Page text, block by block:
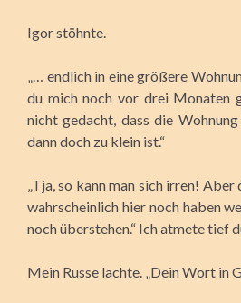
Igor stöhnte.
„… endlich in eine größere
du mich noch vor drei Monaten
nicht gedacht, dass die
dann doch zu klein ist.“
„Tja, so kann man sich irren!
wahrscheinlich hier noch haben
noch überstehen.“ Ich atmete tief
Mein Russe lachte. „Dein Wort in